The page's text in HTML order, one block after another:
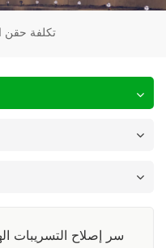
تكلفة حقن
سر إصلاح التسريبات